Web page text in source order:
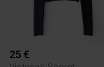
25 €